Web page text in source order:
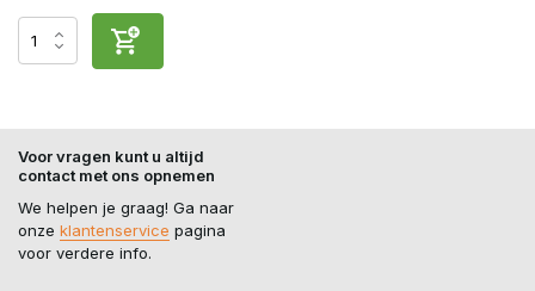
Voor vragen kunt u altijd
contact met ons opnemen
We helpen je graag! Ga naar
onze klantenservice pagina
voor verdere info.